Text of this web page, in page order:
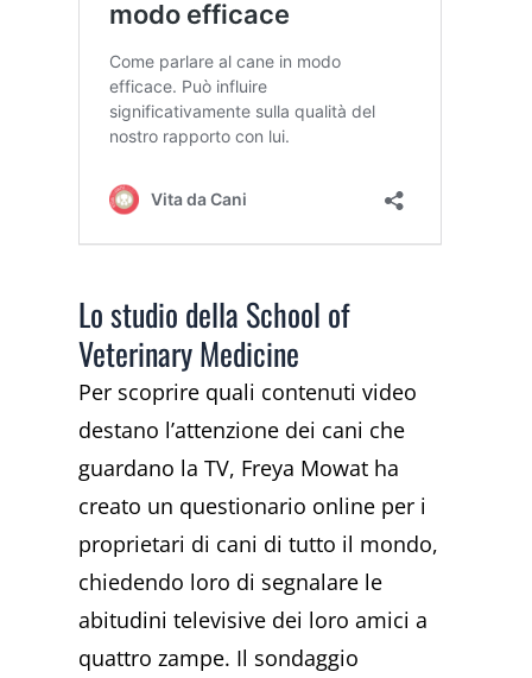
Lo studio della School of
Veterinary Medicine
Per scoprire quali contenuti video
destano l’attenzione dei cani che
guardano la TV, Freya Mowat ha
creato un questionario online per i
proprietari di cani di tutto il mondo,
chiedendo loro di segnalare le
abitudini televisive dei loro amici a
quattro zampe. Il sondaggio